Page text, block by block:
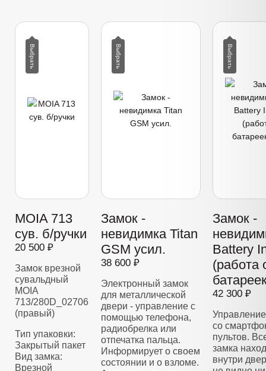
MOIA 713
сув. б/ручки
20 500 ₽
Замок врезной
сувальдный
MOIA
713/280D_02706
(правый)
Тип упаковки:
Закрытый пакет
Вид замка:
Врезной
Замок -
невидимка Titan
GSM усил.
38 600 ₽
Электронный замок
для металлической
двери - управление с
помощью телефона,
радиобрелка или
отпечатка пальца.
Информирует о своем
состоянии и о взломе.
Замок -
Battery
(работа
42 300 ₽
со
пультов.
замка
внутри